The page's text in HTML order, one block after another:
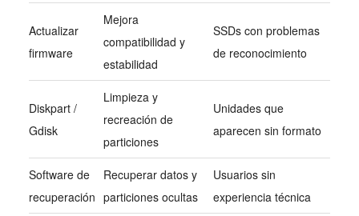
Actualizar
firmware
Mejora
compatibilidad y
estabilidad
SSDs con problemas
de reconocimiento
Diskpart /
Gdisk
Limpieza y
recreación de
particiones
Unidades que
aparecen sin formato
Software de
recuperación
Recuperar datos y
particiones ocultas
Usuarios sin
experiencia técnica